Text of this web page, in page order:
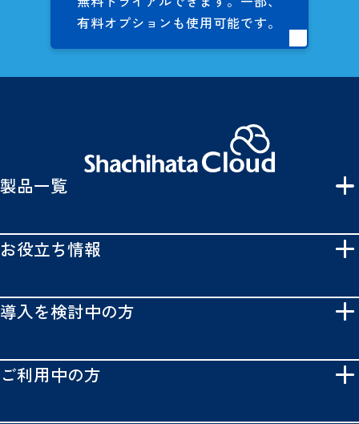
有料オプションも使用可能です。
製品一覧
お役立ち情報
導入を検討中の方
ご利用中の方